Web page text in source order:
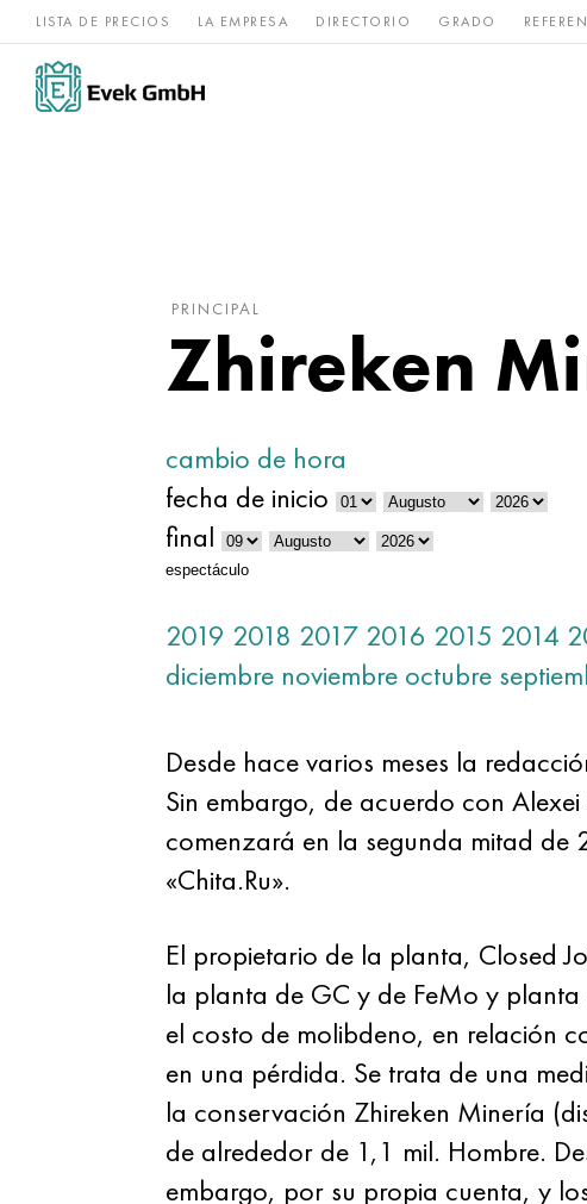
LISTA DE PRECIOS LA EMPRESA DIRECTORIO GRADO
Aleaciones de
níquel
acero
PRINCIPAL
Zhireken
cambio de hora
fecha de inicio
final
espectáculo
2019 2018 2017 2016 2015 2014
diciembre noviembre octubre
Desde hace varios meses la
Sin embargo, de acuerdo con
comenzará en la segunda mitad de
«Chita.Ru».
El propietario de la planta, Closed
la planta de GC y de FeMo y
el costo de molibdeno, en relación
en una pérdida. Se trata de una
la conservación Zhireken Minería
de alrededor de 1,1 mil. Hombre.
embargo, por su propia cuenta, y